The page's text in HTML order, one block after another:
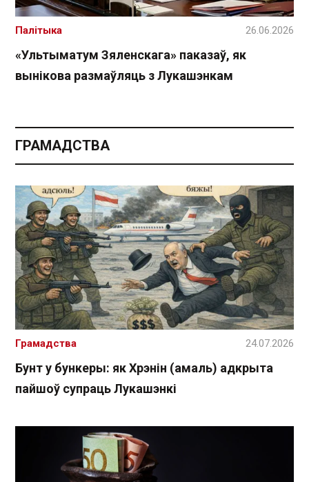
«Ультыматум Зяленскага» паказаў, як
вынікова размаўляць з Лукашэнкам
Палітыка 26.06.2026
ГРАМАДСТВА
Бунт у бункеры: як Хрэнін (амаль) адкрыта
пайшоў супраць Лукашэнкі
Грамадства 24.07.2026